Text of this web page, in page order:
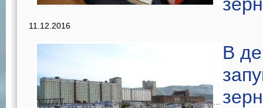
11.12.2016
В